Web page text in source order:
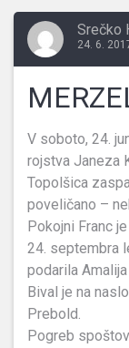
Srečko
24. 6.
V soboto, 24.
rojstva Janeza
Topolšica
poveličano –
Pokojni Franc
24. septembra
podarila
Bival je na
Prebold.
Pogreb